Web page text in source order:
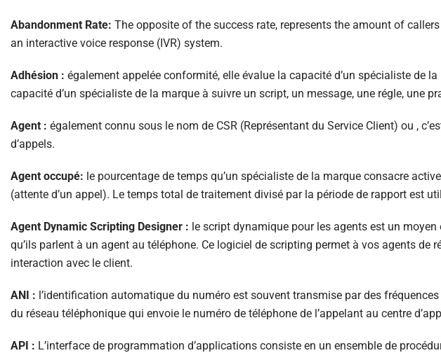
Abandonment Rate: The opposite of the success rate, represents the amount of
an interactive voice response (IVR) system.
Adhésion : également appelée conformité, elle évalue la capacité d’un spécialiste de
capacité d’un spécialiste de la marque à suivre un script, un message, une régle, une
Agent : également connu sous le nom de CSR (Représentant du Service Client) ou ,
d’appels.
Agent occupé: le pourcentage de temps qu’un spécialiste de la marque consacre
(attente d’un appel). Le temps total de traitement divisé par la période de rapport est
Agent Dynamic Scripting Designer : le script dynamique pour les agents est un
qu’ils parlent à un agent au téléphone. Ce logiciel de scripting permet à vos agents
interaction avec le client.
ANI : l’identification automatique du numéro est souvent transmise par des
du réseau téléphonique qui envoie le numéro de téléphone de l’appelant au centre
API : L’interface de programmation d’applications consiste en un ensemble de